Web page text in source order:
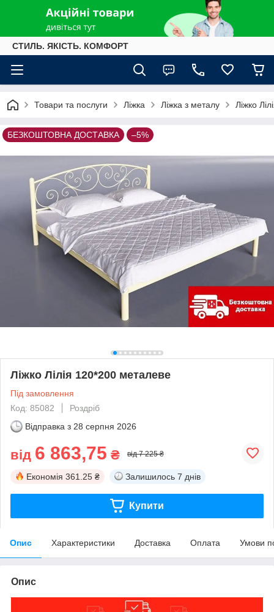
СТИЛЬ. ЯКІСТЬ. КОМФОРТ
Товари та послуги Ліжка Ліжка з металу Ліжко
БЕЗКОШТОВНА ДОСТАВКА –5%
Ліжко Лілія 120*200 металеве
Під замовлення
Код: 85082
Роздріб
Відправка з 28 серпня 2026
від 6 863,75 ₴ від 7 225 ₴
Економія 361.25 ₴ Залишилось 7 днів
Купити
Опис Характеристики Доставка Оплата Умови
Опис